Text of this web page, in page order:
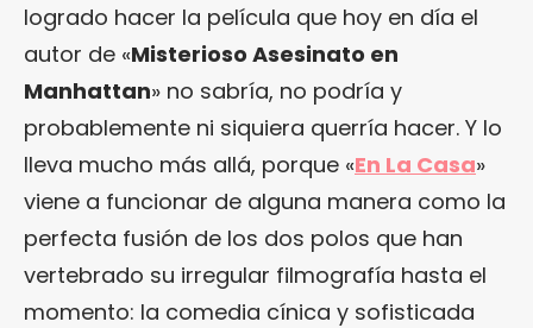
logrado hacer la película que hoy en día el
autor de «Misterioso Asesinato en
Manhattan» no sabría, no podría y
probablemente ni siquiera querría hacer. Y lo
lleva mucho más allá, porque «En La Casa»
viene a funcionar de alguna manera como la
perfecta fusión de los dos polos que han
vertebrado su irregular filmografía hasta el
momento: la comedia cínica y sofisticada